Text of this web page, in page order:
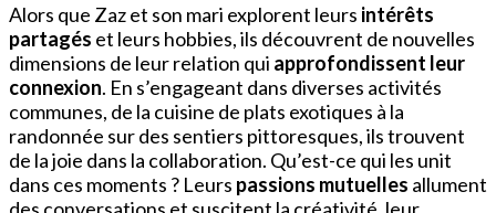
Alors que Zaz et son mari explorent leurs intérêts
partagés et leurs hobbies, ils découvrent de nouvelles
dimensions de leur relation qui approfondissent leur
connexion. En s’engageant dans diverses activités
communes, de la cuisine de plats exotiques à la
randonnée sur des sentiers pittoresques, ils trouvent
de la joie dans la collaboration. Qu’est-ce qui les unit
dans ces moments ? Leurs passions mutuelles allument